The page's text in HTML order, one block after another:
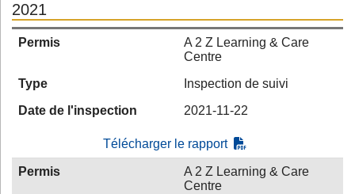
2021
Permis
A 2 Z Learning & Care
Centre
Type
Inspection de suivi
Date de l'inspection
2021-11-22
Télécharger le rapport
Permis
A 2 Z Learning & Care
Centre